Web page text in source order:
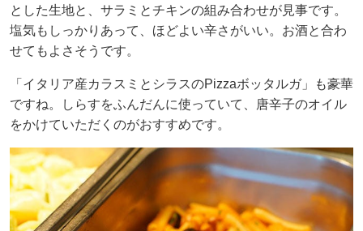
とした生地と、サラミとチキンの組み合わせが見事です。
塩気もしっかりあって、ほどよい辛さがいい。お酒と合わ
せてもよさそうです。
「イタリア産カラスミとシラスのPizzaボッタルガ」も豪華
ですね。しらすをふんだんに使っていて、唐辛子のオイル
をかけていただくのがおすすめです。